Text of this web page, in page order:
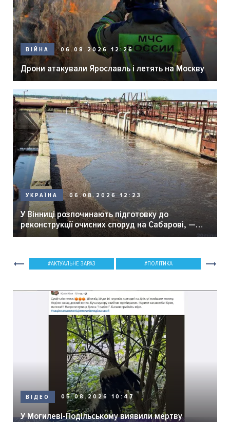
ВІЙНА 06.08.2026 12:26
Дрони атакували Ярославль і летять на Москву
УКРАЇНА 06.08.2026 12:23
У Вінниці розпочинають підготовку до
реконструкції очисних споруд на Сабарові, —
мер Вінниці.
АКТУАЛЬНЕ ЗАРАЗ ПОЛІТИКА
ВІДЕО 05.08.2026 10:47
У Могилеві-Подільському виявили мертву